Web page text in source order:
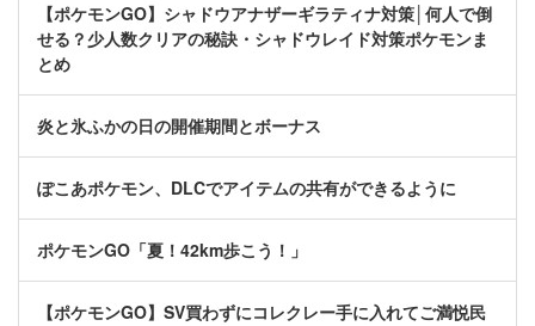
【ポケモンGO】シャドウアナザーギラティナ対策│何人で倒
せる？少人数クリアの秘訣・シャドウレイド対策ポケモンま
とめ
炎と氷ふかの日の開催期間とボーナス
ぽこあポケモン、DLCでアイテムの共有ができるように
ポケモンGO「夏！42km歩こう！」
【ポケモンGO】SV買わずにコレクレー手に入れてご満悦民